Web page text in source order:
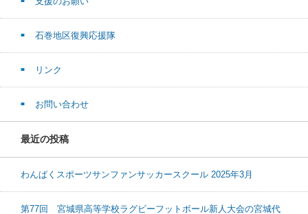
石巻地区復興応援隊
リンク
お問い合わせ
最近の投稿
わんぱくスポーツサンファンサッカースクール 2025年3月
第77回 宮城県高等学校ラグビーフットボール新人大会の宮城代